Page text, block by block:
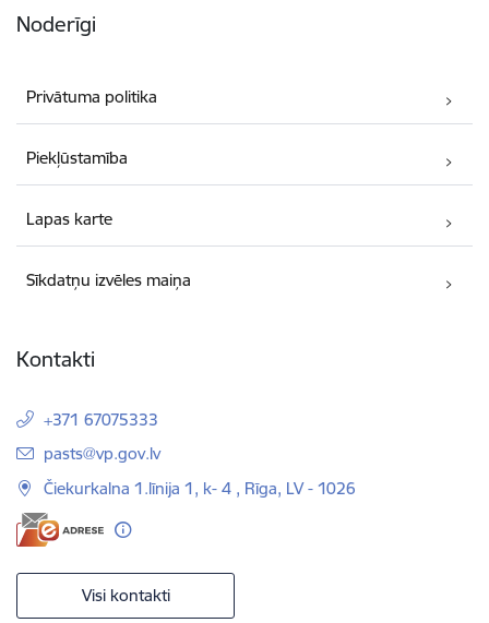
Noderīgi
Privātuma politika
Piekļūstamība
Lapas karte
Sīkdatņu izvēles maiņa
Kontakti
+371 67075333
E-pasts:
pasts@vp.gov.lv
Čiekurkalna 1.līnija 1, k- 4 , Rīga, LV - 1026
Visi kontakti